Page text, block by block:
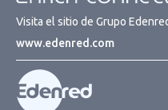
Visita el sitio de Grupo
www.edenred.com